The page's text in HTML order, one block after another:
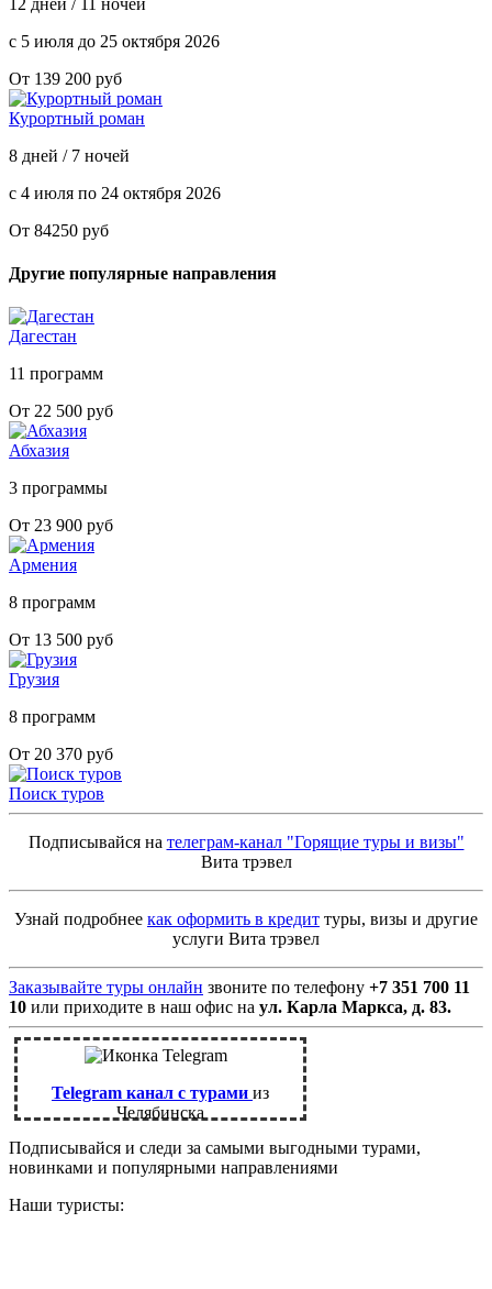
с 5 июля до 25 октября 2026
От 139 200 руб
Курортный роман
8 дней / 7 ночей
с 4 июля по 24 октября 2026
От 84250 руб
Другие популярные направления
Дагестан
11 программ
От 22 500 руб
Абхазия
3 программы
От 23 900 руб
Армения
8 программ
От 13 500 руб
Грузия
8 программ
От 20 370 руб
Поиск туров
Подписывайся на телеграм-канал "Горящие туры и визы"
Вита трэвел
Узнай подробнее как оформить в кредит туры, визы и другие
услуги Вита трэвел
Заказывайте туры онлайн звоните по телефону +7 351 700 11
10 или приходите в наш офис на ул. Карла Маркса, д. 83.
Telegram канал с турами из
Челябинска
Подписывайся и следи за самыми выгодными турами,
новинками и популярными направлениями
Наши туристы: